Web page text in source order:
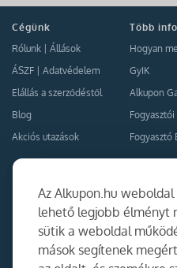
Az Alkupon.hu
lehető legjobb élményt
sütik a weboldal
mások segítenek
Cégünk
Rólunk
Állások
ÁSZF
Adatvédelem
Elállás a szerződéstől
Blog
Akciós utazások
Több info
Hogyan
GyIK
Alkupon
Fogyasztó